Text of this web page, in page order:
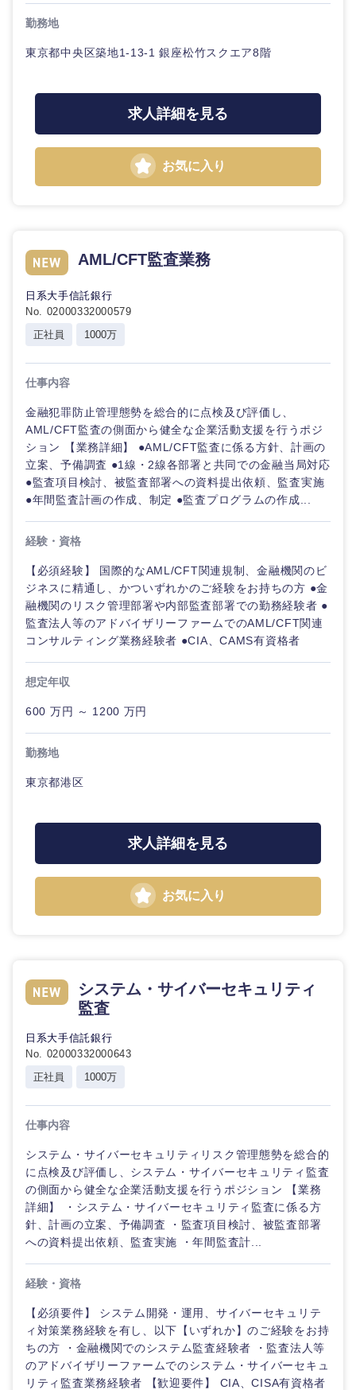
選択する
勤務地
東京都中央区築地1-13-1 銀座松竹スクエア8階
求人詳細を見る
お気に入り
AML/CFT監査業務
日系大手信託銀行
No. 02000332000579
正社員
1000万
仕事内容
金融犯罪防止管理態勢を総合的に点検及び評価し、
AML/CFT監査の側面から健全な企業活動支援を行うポジ
ション 【業務詳細】 ●AML/CFT監査に係る方針、計画の
立案、予備調査 ●1線・2線各部署と共同での金融当局対応
●監査項目検討、被監査部署への資料提出依頼、監査実施
●年間監査計画の作成、制定 ●監査プログラムの作成...
経験・資格
【必須経験】 国際的なAML/CFT関連規制、金融機関のビ
ジネスに精通し、かついずれかのご経験をお持ちの方 ●金
融機関のリスク管理部署や内部監査部署での勤務経験者 ●
監査法人等のアドバイザリーファームでのAML/CFT関連
コンサルティング業務経験者 ●CIA、CAMS有資格者
想定年収
600 万円 ～ 1200 万円
勤務地
東京都港区
求人詳細を見る
お気に入り
システム・サイバーセキュリティ
監査
日系大手信託銀行
No. 02000332000643
正社員
1000万
仕事内容
システム・サイバーセキュリティリスク管理態勢を総合的
に点検及び評価し、システム・サイバーセキュリティ監査
の側面から健全な企業活動支援を行うポジション 【業務
詳細】 ・システム・サイバーセキュリティ監査に係る方
針、計画の立案、予備調査 ・監査項目検討、被監査部署
への資料提出依頼、監査実施 ・年間監査計...
経験・資格
【必須要件】 システム開発・運用、サイバーセキュリテ
ィ対策業務経験を有し、以下【いずれか】のご経験をお持
ちの方 ・金融機関でのシステム監査経験者 ・監査法人等
のアドバイザリーファームでのシステム・サイバーセキュ
リティ監査業務経験者 【歓迎要件】 CIA、CISA有資格者